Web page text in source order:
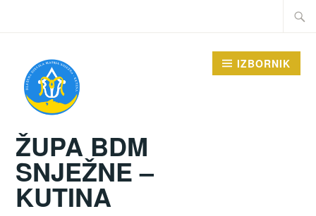
Traži:
ŽUPA BDM
SNJEŽNE –
KUTINA
IZBORNIK